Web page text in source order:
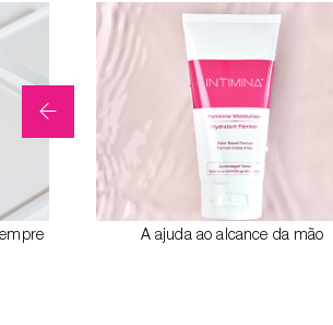
A ajuda ao alcance da mão